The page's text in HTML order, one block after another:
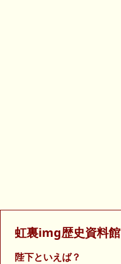
虹裏img歴史資料館
陛下といえば？